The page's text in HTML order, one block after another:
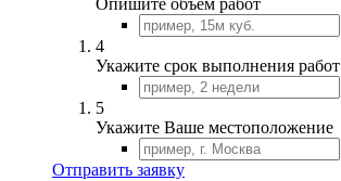
Опишите объем работ
4
Укажите срок выполнения работ
5
Укажите Ваше местоположение
Отправить заявку